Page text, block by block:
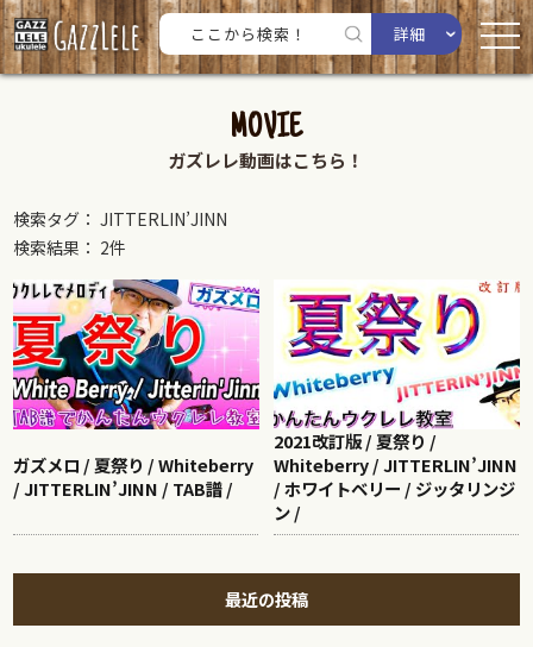
詳細
MOVIE
ガズレレ動画はこちら！
検索タグ： JITTERLIN’JINN
検索結果： 2件
ガズメロ / 夏祭り / Whiteberry
/ JITTERLIN’JINN / TAB譜 /
2021改訂版 / 夏祭り /
Whiteberry / JITTERLIN’JINN
/ ホワイトベリー / ジッタリンジ
ン /
最近の投稿